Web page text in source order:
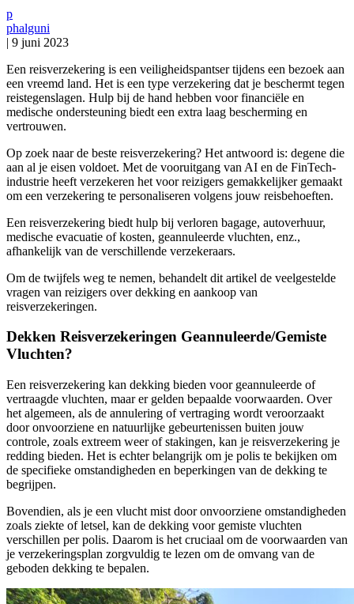
p
phalguni
| 9 juni 2023
Een reisverzekering is een veiligheidspantser tijdens een bezoek aan
een vreemd land. Het is een type verzekering dat je beschermt tegen
reistegenslagen. Hulp bij de hand hebben voor financiële en
medische ondersteuning biedt een extra laag bescherming en
vertrouwen.
Op zoek naar de beste reisverzekering? Het antwoord is: degene die
aan al je eisen voldoet. Met de vooruitgang van AI en de FinTech-
industrie heeft verzekeren het voor reizigers gemakkelijker gemaakt
om een verzekering te personaliseren volgens jouw reisbehoeften.
Een reisverzekering biedt hulp bij verloren bagage, autoverhuur,
medische evacuatie of kosten, geannuleerde vluchten, enz.,
afhankelijk van de verschillende verzekeraars.
Om de twijfels weg te nemen, behandelt dit artikel de veelgestelde
vragen van reizigers over dekking en aankoop van
reisverzekeringen.
Dekken Reisverzekeringen Geannuleerde/Gemiste
Vluchten?
Een reisverzekering kan dekking bieden voor geannuleerde of
vertraagde vluchten, maar er gelden bepaalde voorwaarden. Over
het algemeen, als de annulering of vertraging wordt veroorzaakt
door onvoorziene en natuurlijke gebeurtenissen buiten jouw
controle, zoals extreem weer of stakingen, kan je reisverzekering je
redding bieden. Het is echter belangrijk om je polis te bekijken om
de specifieke omstandigheden en beperkingen van de dekking te
begrijpen.
Bovendien, als je een vlucht mist door onvoorziene omstandigheden
zoals ziekte of letsel, kan de dekking voor gemiste vluchten
verschillen per polis. Daarom is het cruciaal om de voorwaarden van
je verzekeringsplan zorgvuldig te lezen om de omvang van de
geboden dekking te bepalen.